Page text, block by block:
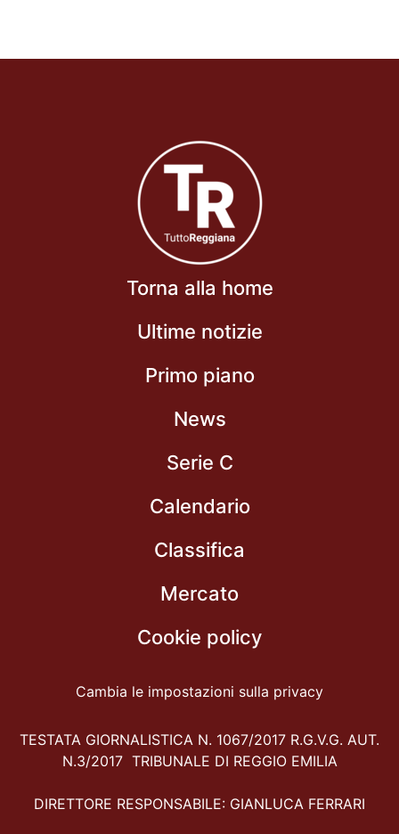
Torna alla home
Ultime notizie
Primo piano
News
Serie C
Calendario
Classifica
Mercato
Cookie policy
Cambia le impostazioni sulla privacy
TESTATA GIORNALISTICA N. 1067/2017 R.G.V.G. AUT.
N.3/2017 TRIBUNALE DI REGGIO EMILIA
DIRETTORE RESPONSABILE: GIANLUCA FERRARI